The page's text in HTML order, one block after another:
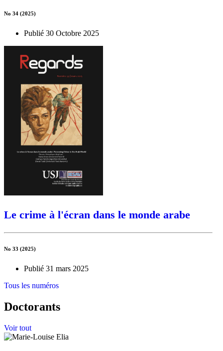
No 34 (2025)
Publié 30 Octobre 2025
Le crime à l'écran dans le monde arabe
No 33 (2025)
Publié 31 mars 2025
Tous les numéros
Doctorants
Voir tout